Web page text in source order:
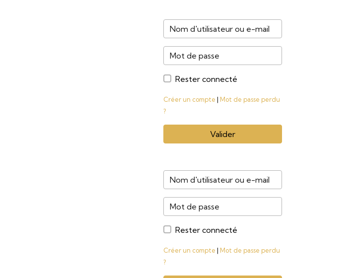
Rester connecté
Créer un compte | Mot de passe perdu
?
Valider
Rester connecté
Créer un compte | Mot de passe perdu
?